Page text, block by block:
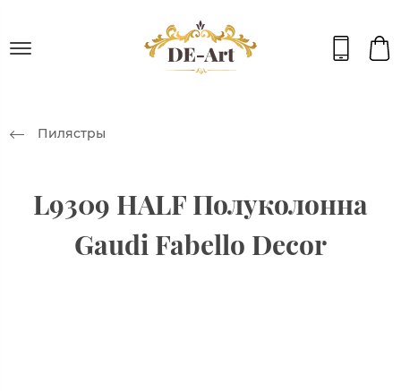
Пилястры
L9309 HALF Полуколонна
Gaudi Fabello Decor